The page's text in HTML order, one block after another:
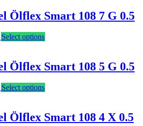
Ölflex Smart 108 7 G 0.5
Select options
Ölflex Smart 108 5 G 0.5
Select options
Ölflex Smart 108 4 X 0.5